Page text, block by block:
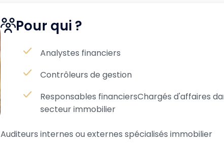
Pour qui ?
Analystes financiers
Contrôleurs de gestion
Responsables financiersChargés d'affaires
secteur immobilier
Auditeurs internes ou externes spécialisés immobilier